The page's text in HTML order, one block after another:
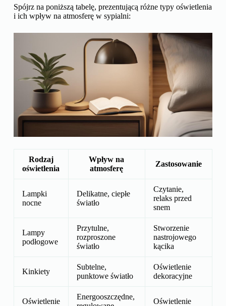
Spójrz na poniższą tabelę, prezentującą różne typy oświetlenia
i ich wpływ na atmosferę w sypialni:
Rodzaj
oświetlenia
Wpływ na
atmosferę
Zastosowanie
Lampki
nocne
Delikatne, ciepłe
światło
Czytanie,
relaks przed
snem
Lampy
podłogowe
Przytulne,
rozproszone
światło
Stworzenie
nastrojowego
kącika
Kinkiety
Subtelne,
punktowe światło
Oświetlenie
dekoracyjne
Oświetlenie
Energooszczędne,
Oświetlenie